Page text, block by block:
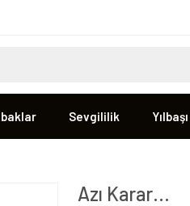
Sevgililik Yılbaşı
Azı Karar…